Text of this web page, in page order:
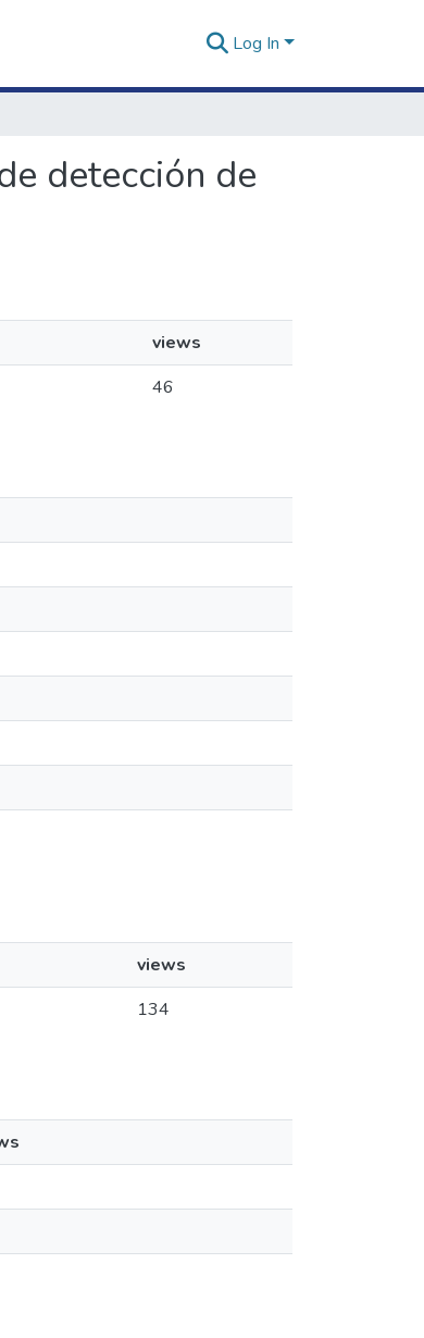
Log In
detección de
views
46
views
134